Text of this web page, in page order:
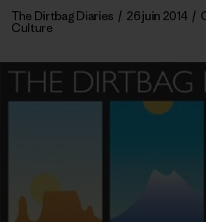
The Dirtbag Diaries / 26 juin 2014 /
Culture